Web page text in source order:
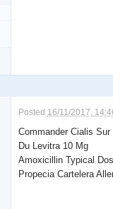
Posted 16/11/2017,
Commander Cialis
Du Levitra 10 Mg
Amoxicillin Typical
Propecia Cartelera